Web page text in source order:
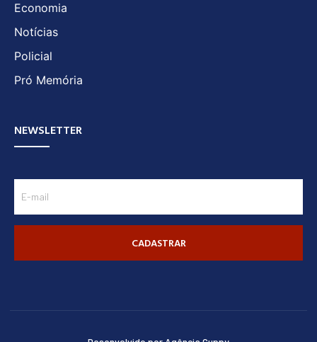
Economia
Notícias
Policial
Pró Memória
NEWSLETTER
CADASTRAR